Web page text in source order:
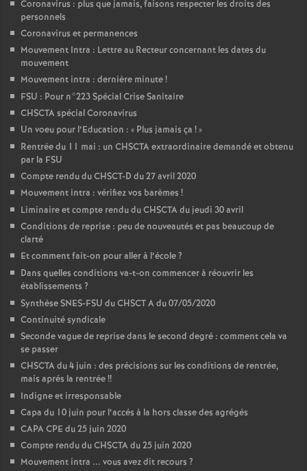
Coronavirus : plus que jamais, faisons respecter les droits des
personnels
Coronavirus et permanences
Mouvement Intra : Lettre au Recteur concernant les dates du
mouvement
Mouvement intra : dernière minute!
FSU : Pour n°223 Spécial Crise Sanitaire
CHSCTA spécial Coronavirus
Un voeu pour l’Education : « Plus jamais ça !»
Rentrée du 11 mai : un CHSCTA extraordinaire demandé et obtenu
par la FSU
Compte rendu du CHSCT-D du 27 avril 2020
Mouvement intra : vérifiez vos barèmes !
Liminaire et compte rendu du CHSCTA du jeudi 30 avril
Conditions de reprise : peu de nouveautés et pas beaucoup de
clarté
Et comment fait-on pour aller à l’école?
Dans quelles conditions va-t-on commencer à réouvrir les
établissements ?
Synthèse SNES-FSU du CHSCT A du 07/05/2020
Continuité syndicale
Seconde vague de reprise dans le second degré : comment cela va
se passer
CHSCTA du 4 juin : des précisions sur les conditions de rentrée,
mais aprés la rentrée!!
Indigne et irresponsable
Capa du 10 juin pour l’accés à la hors classe des agrégés
CAPA CPE du 25 juin 2020
Compte rendu du CHSCTA du 25 juin 2020
Mouvement intra ... vous avez dit recours ?